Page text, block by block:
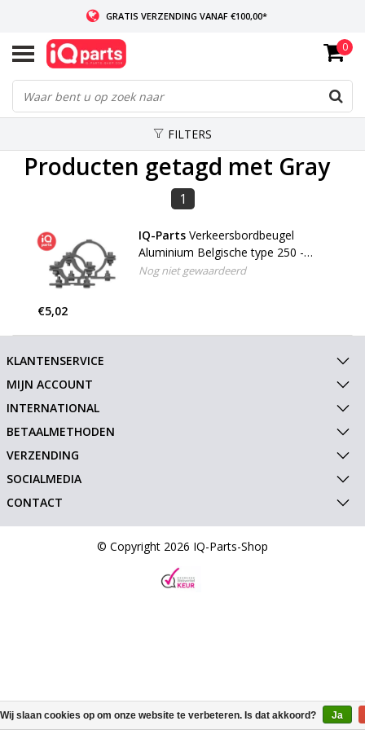
GRATIS VERZENDING VANAF €100,00*
INDIEN VOORRADIG: VOOR 14:00 BESTELD, ZELFDE DAG VERZONDEN
WERELDWIJDE LEVERING
0
FILTERS
Producten getagd met Gray
1
IQ-Parts Verkeersbordbeugel
Aluminium Belgische type 250 -
Grijs
Nog niet gewaardeerd
€5,02
KLANTENSERVICE
MIJN ACCOUNT
INTERNATIONAL
BETAALMETHODEN
VERZENDING
SOCIALMEDIA
CONTACT
© Copyright 2026 IQ-Parts-Shop
Wij slaan cookies op om onze website te verbeteren. Is dat akkoord? Ja